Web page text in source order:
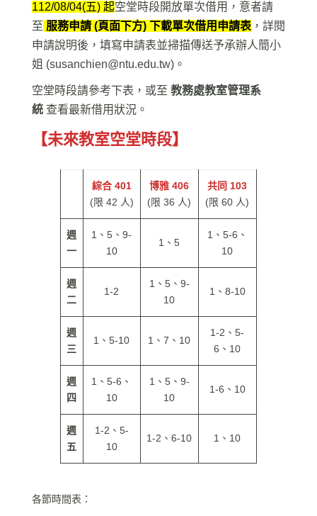
112/08/04(五) 起空堂時段開放單次借用，意者請
至 服務申請 (頁面下方) 下載單次借用申請表，詳閱
申請說明後，填寫申請表並掃描傳送予承辦人簡小
姐 (susanchien@ntu.edu.tw)。
空堂時段請參考下表，或至 教務處教室管理系
統查看最新借用狀況。
【未來教室空堂時段】
綜合 401
(限 42 人)
博雅 406
(限 36 人)
共同 103
(限 60 人)
週
一
1、5、9-
10
1、5
1、5-6、
10
週
二
1-2
1、5、9-
10
1、8-10
週
三
1、5-10 1、7、10
1-2、5-
6、10
週
四
1、5-6、
10
1、5、9-
10
1-6、10
週
五
1-2、5-
10
1-2、6-10 1、10
各節時間表：